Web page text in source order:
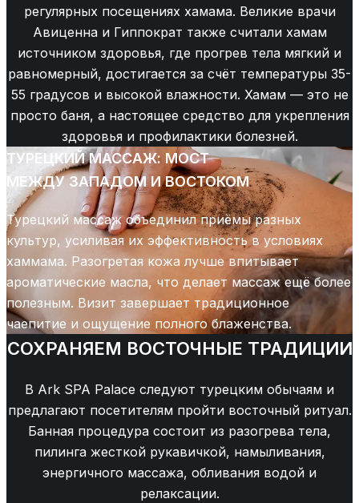
регулярных посещениях хамама. Великие врачи
Авиценна и Гиппократ также считали хамам
источником здоровья, где прогрев тела мягкий и
равномерный, достигается за счёт температуры 35-
55 градусов и высокой влажности. Хамам — это не
просто баня, а настоящее средство для укрепления
здоровья и профилактики болезней.
ТУРЕЦКИЙ МАССАЖ: МОСТ
МЕЖДУ ЗАПАДОМ И ВОСТОКОМ
Турецкий массаж объединил приёмы разных
культур, усиливая их эффективность в условиях
хаммама. Разогретая кожа лучше впитывает
ароматические масла, что делает массаж ещё более
полезным. Визит завершает традиционное
чаепитие и ощущение полного блаженства.
СОХРАНЯЕМ ВОСТОЧНЫЕ ТРАДИЦИИ
В Ark SPA Palace следуют турецким обычаям и
предлагают посетителям пройти восточный ритуал.
Банная процедура состоит из разогрева тела,
пилинга жесткой рукавичкой, намыливания,
энергичного массажа, обливания водой и
релаксации.